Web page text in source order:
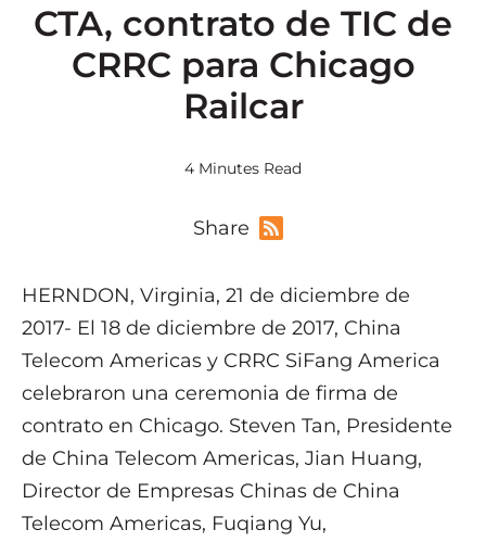
CTA, contrato de TIC de
CRRC para Chicago
Railcar
4 Minutes Read
Share
HERNDON, Virginia, 21 de diciembre de
2017- El 18 de diciembre de 2017, China
Telecom Americas y CRRC SiFang America
celebraron una ceremonia de firma de
contrato en Chicago. Steven Tan, Presidente
de China Telecom Americas, Jian Huang,
Director de Empresas Chinas de China
Telecom Americas, Fuqiang Yu,